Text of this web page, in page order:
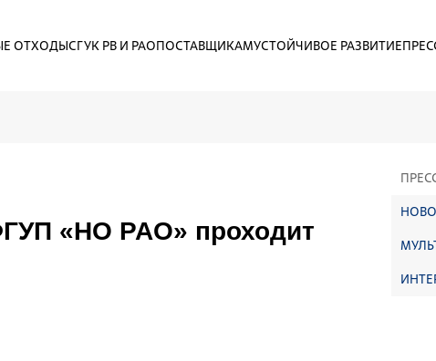
ОТХОДЫСГУК РВ И РАОПОСТАВЩИКАМУСТОЙЧИВОЕ РАЗВИТИЕ
«НО РАО» проходит